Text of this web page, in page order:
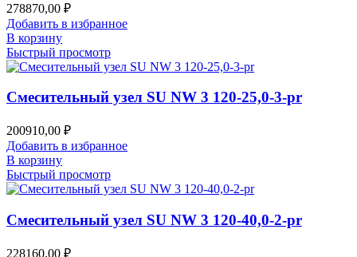
278870,00 ₽
Добавить в избранное
В корзину
Быстрый просмотр
Смесительный узел SU NW 3 120-25,0-3-pr
200910,00 ₽
Добавить в избранное
В корзину
Быстрый просмотр
Смесительный узел SU NW 3 120-40,0-2-pr
228160,00 ₽